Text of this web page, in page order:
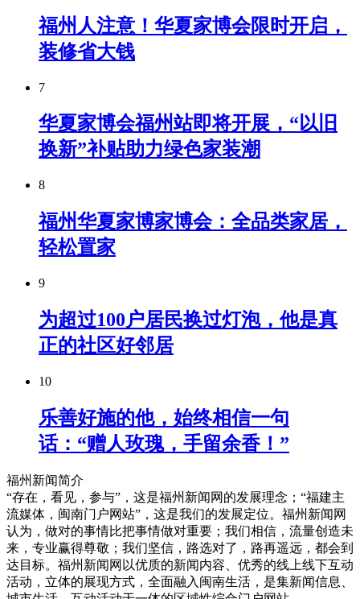
福州人注意！华夏家博会限时开启，
装修省大钱
7
华夏家博会福州站即将开展，“以旧
换新”补贴助力绿色家装潮
8
福州华夏家博家博会：全品类家居，
轻松置家
9
为超过100户居民换过灯泡，他是真
正的社区好邻居
10
乐善好施的他，始终相信一句
话：“赠人玫瑰，手留余香！”
福州新闻简介
“存在，看见，参与”，这是福州新闻网的发展理念；“福建主
流媒体，闽南门户网站”，这是我们的发展定位。福州新闻网
认为，做对的事情比把事情做对重要；我们相信，流量创造未
来，专业赢得尊敬；我们坚信，路选对了，路再遥远，都会到
达目标。福州新闻网以优质的新闻内容、优秀的线上线下互动
活动，立体的展现方式，全面融入闽南生活，是集新闻信息、